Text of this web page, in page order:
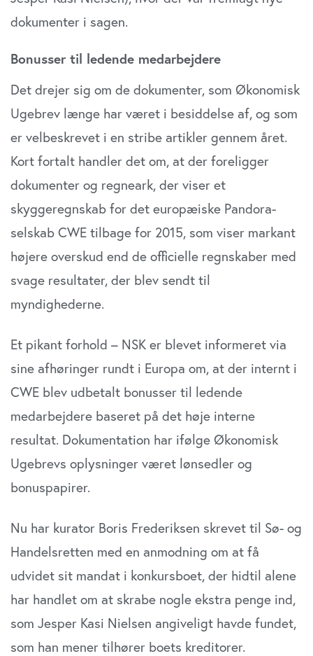
dokumenter i sagen.
Bonusser til ledende medarbejdere
Det drejer sig om de dokumenter, som Økonomisk
Ugebrev længe har været i besiddelse af, og som
er velbeskrevet i en stribe artikler gennem året.
Kort fortalt handler det om, at der foreligger
dokumenter og regneark, der viser et
skyggeregnskab for det europæiske Pandora-
selskab CWE tilbage for 2015, som viser markant
højere overskud end de officielle regnskaber med
svage resultater, der blev sendt til
myndighederne.
Et pikant forhold – NSK er blevet informeret via
sine afhøringer rundt i Europa om, at der internt i
CWE blev udbetalt bonusser til ledende
medarbejdere baseret på det høje interne
resultat. Dokumentation har ifølge Økonomisk
Ugebrevs oplysninger været lønsedler og
bonuspapirer.
Nu har kurator Boris Frederiksen skrevet til Sø- og
Handelsretten med en anmodning om at få
udvidet sit mandat i konkursboet, der hidtil alene
har handlet om at skrabe nogle ekstra penge ind,
som Jesper Kasi Nielsen angiveligt havde fundet,
som han mener tilhører boets kreditorer.